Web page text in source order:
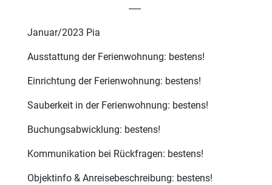
-----
Januar/2023 Pia
Ausstattung der Ferienwohnung: bestens!
Einrichtung der Ferienwohnung: bestens!
Sauberkeit in der Ferienwohnung: bestens!
Buchungsabwicklung: bestens!
Kommunikation bei Rückfragen: bestens!
Objektinfo & Anreisebeschreibung: bestens!